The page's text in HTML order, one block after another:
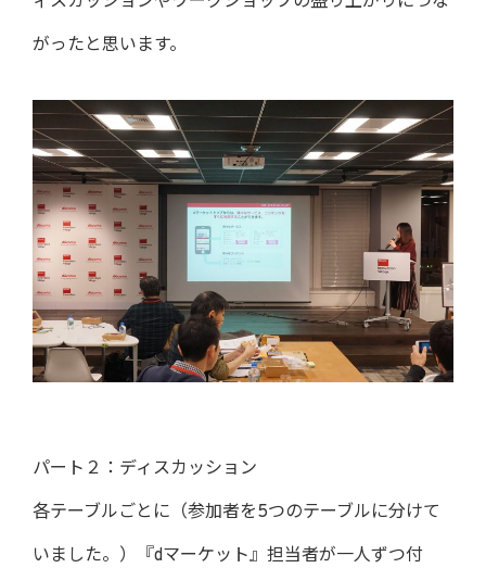
がったと思います。
パート２：ディスカッション
各テーブルごとに（参加者を5つのテーブルに分けて
いました。）『dマーケット』担当者が一人ずつ付